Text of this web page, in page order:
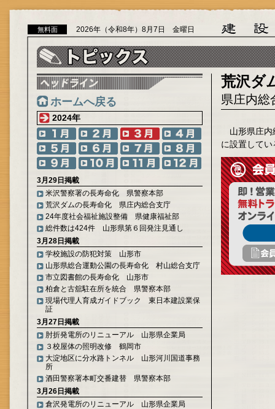
無料面 2026年（令和8年）8月7日 金曜日
ホームへ戻る
2024年
3月29日掲載
米沢警察署の長寿命化 県警察本部
荒沢ダムの長寿命化 県庄内総合支庁
24年度社会福祉施設整備 県健康福祉部
総件数は424件 山形県第６回発注見通し
3月28日掲載
学校施設の防犯対策 山形市
山形県総合運動公園の長寿命化 村山総合支庁
市立図書館の長寿命化 山形市
柏倉と古舘駐在所を統合 県警察本部
現場代理人育成ガイドブック 東日本建設業保
証
3月27日掲載
肘折発電所のリニューアル 山形県企業局
３校屋体の照明改修 鶴岡市
大淀地区に分水路トンネル 山形河川国道事務
所
酒田警察署本町交番建替 県警察本部
3月26日掲載
倉沢発電所のリニューアル 山形県企業局
荒沢ダ
県庄内総
山形県庄内
に設置して